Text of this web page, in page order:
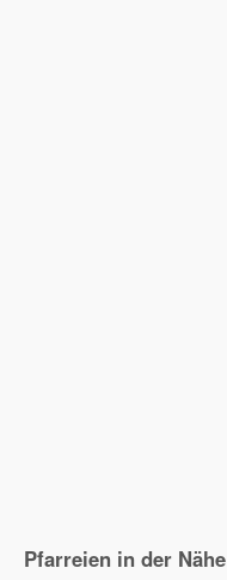
Pfarreien in der Nähe